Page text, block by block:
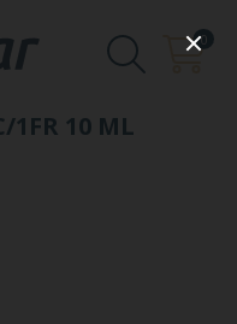
0
1FR 10 ML